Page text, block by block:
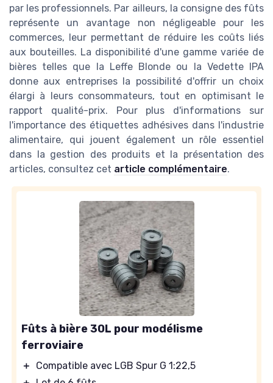
par les professionnels. Par ailleurs, la consigne des fûts
représente un avantage non négligeable pour les
commerces, leur permettant de réduire les coûts liés
aux bouteilles. La disponibilité d'une gamme variée de
bières telles que la Leffe Blonde ou la Vedette IPA
donne aux entreprises la possibilité d'offrir un choix
élargi à leurs consommateurs, tout en optimisant le
rapport qualité-prix. Pour plus d'informations sur
l'importance des étiquettes adhésives dans l'industrie
alimentaire, qui jouent également un rôle essentiel
dans la gestion des produits et la présentation des
articles, consultez cet article complémentaire.
Fûts à bière 30L pour modélisme
ferroviaire
＋
Compatible avec LGB Spur G 1:22,5